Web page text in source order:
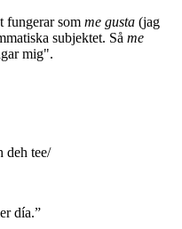
fungerar som me gusta (jag
subjektet. Så me
mig".
deh tee/
día.”